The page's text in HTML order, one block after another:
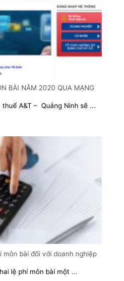
BÀI NĂM 2020 QUA MẠNG
A&T – Quảng Ninh sẽ ...
bài đối với doanh nghiệp
lệ phí môn bài một ...